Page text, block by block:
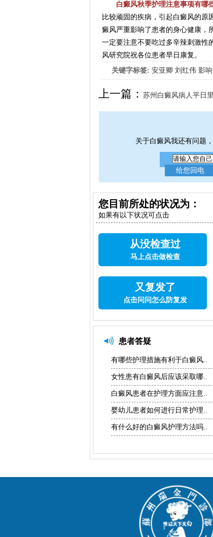
白癜风秋季护理注意事项有哪
比较顽固的疾病，引起白癜风的原
癜风严重影响了患者的身心健康，
一定要注意不要吃过多辛辣刺激性
风研究院祝各位患者早日康复。
关键字标签: 安亚卿 刘红伟 影
女生应该如何治疗呢
上一篇：苏州白癜风病人平日
些呢
关于白癜风我还有问题
您目前所处的状况为：
如果有以下状况可点击
从没检查过
马上点击做检查
又复发了
点击问问怎么防复发
患者答疑
有哪些护理措施有利于白癜风..
女性患有白癜风后应该采取哪..
白癜风患者在护理方面应注意..
婴幼儿患者如何进行日常护理..
有什么好的白癜风护理方法吗..